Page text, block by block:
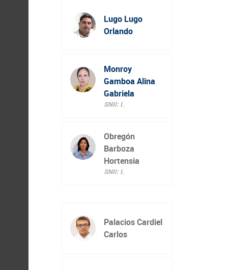
Lugo Lugo
Orlando
Monroy
Gamboa Alina
Gabriela
SNII: I.
Obregón
Barboza
Hortensia
SNII: I.
Palacios Cardiel
Carlos